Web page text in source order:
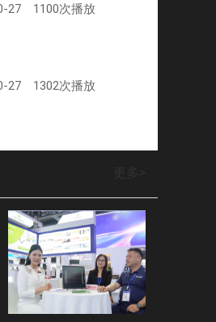
27 1100次播放
27 1302次播放